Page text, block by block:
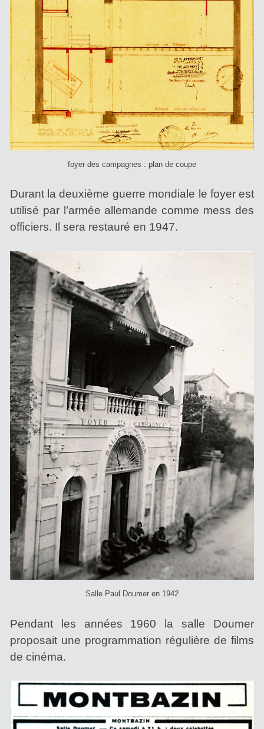
foyer des campagnes : plan de coupe
Durant la deuxième guerre mondiale le foyer est
utilisé par l’armée allemande comme mess des
officiers. Il sera restauré en 1947.
Salle Paul Doumer en 1942
Pendant les années 1960 la salle Doumer
proposait une programmation régulière de films
de cinéma.